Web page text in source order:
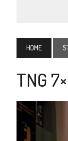
HOME
TNG